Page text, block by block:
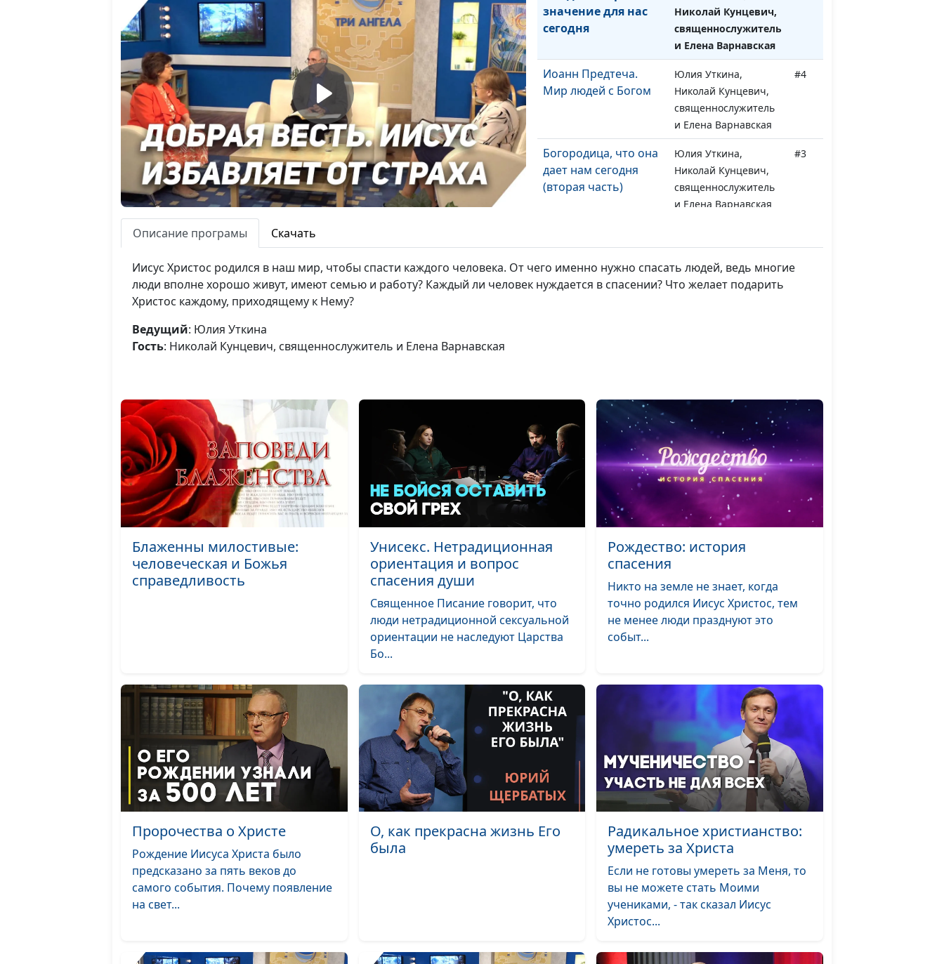
значение для нас
сегодня
Николай Кунцевич,
священнослужитель
и Елена Варнавская
Иоанн Предтеча.
Мир людей с Богом
Юлия Уткина,
Николай Кунцевич,
священнослужитель
и Елена Варнавская
#4
Богородица, что она
дает нам сегодня
(вторая часть)
Юлия Уткина,
Николай Кунцевич,
священнослужитель
и Елена Варнавская
#3
дает нам сегодня
(первая часть)
Николай Кунцевич,
священнослужитель
и Елена Варнавская
Описание програмы Скачать
Иисус Христос родился в наш мир, чтобы спасти каждого человека. От чего именно нужно спасать людей, ведь многие
люди вполне хорошо живут, имеют семью и работу? Каждый ли человек нуждается в спасении? Что желает подарить
Христос каждому, приходящему к Нему?
Ведущий: Юлия Уткина
Гость: Николай Кунцевич, священнослужитель и Елена Варнавская
Блаженны милостивые:
человеческая и Божья
справедливость
Унисекс. Нетрадиционная
ориентация и вопрос
спасения души
Священное Писание говорит, что
люди нетрадиционной сексуальной
ориентации не наследуют Царства
Бо...
Рождество: история
спасения
Никто на земле не знает, когда
точно родился Иисус Христос, тем
не менее люди празднуют это
событ...
Пророчества о Христе
Рождение Иисуса Христа было
предсказано за пять веков до
самого события. Почему появление
на свет...
О, как прекрасна жизнь Его
была
Радикальное христианство:
умереть за Христа
Если не готовы умереть за Меня, то
вы не можете стать Моими
учениками, - так сказал Иисус
Христос...